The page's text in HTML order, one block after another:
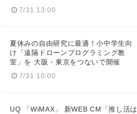
7/31 13:00
夏休みの自由研究に最適！小中学生向
け「遠隔ドローンプログラミング教
室」を 大阪・東京をつないで開催
7/31 10:00
UQ 「WiMAX」 新WEB CM「推し活は